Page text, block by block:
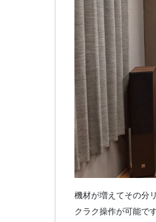
機材が増えてその分
クラク操作が可能です